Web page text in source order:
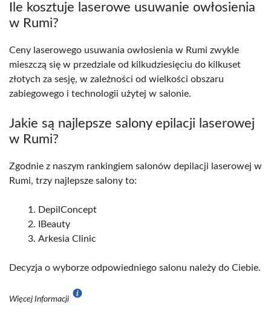
Ile kosztuje laserowe usuwanie owłosienia
w Rumi?
Ceny laserowego usuwania owłosienia w Rumi zwykle
mieszczą się w przedziale od kilkudziesięciu do kilkuset
złotych za sesję, w zależności od wielkości obszaru
zabiegowego i technologii użytej w salonie.
Jakie są najlepsze salony epilacji laserowej
w Rumi?
Zgodnie z naszym rankingiem salonów depilacji laserowej w
Rumi, trzy najlepsze salony to:
DepilConcept
IBeauty
Arkesia Clinic
Decyzja o wyborze odpowiedniego salonu należy do Ciebie.
Więcej Informacji